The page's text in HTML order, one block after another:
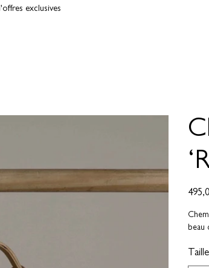
exclusives
Prix
beau
Taille